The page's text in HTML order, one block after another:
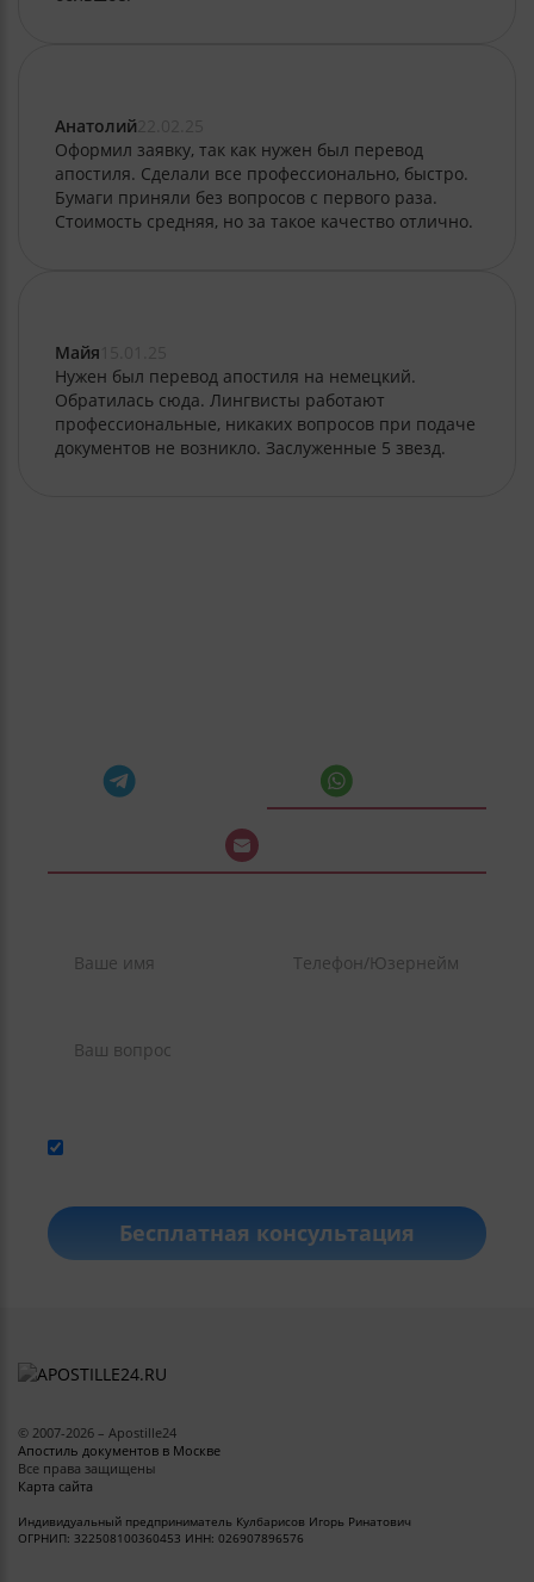
Анатолий
Оформил заявку, так как нужен был перевод
апостиля. Сделали все профессионально, быстро.
Бумаги приняли без вопросов с первого раза.
Стоимость средняя, но за такое качество отлично.
Майя
Нужен был перевод апостиля на немецкий.
Обратилась сюда. Лингвисты работают
профессиональные, никаких вопросов при подаче
документов не возникло. Заслуженные 5 звезд.
Бесплатная консультация
© 2007-2026 – Apostille24
Апостиль документов в Москве
Все права защищены
Карта сайта
Индивидуальный предприниматель Кулбарисов Игорь Ринатович
ОГРНИП: 322508100360453 ИНН: 026907896576